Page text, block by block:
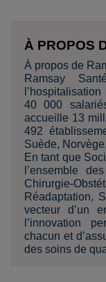
À PROPOS
À propos de
Ramsay
40 000
accueille 13
492
Suède,
En tant que
l’ensemble
Chirurgie-
Réadaptation,
vecteur d’un
l’innovation
chacun et
des soins de